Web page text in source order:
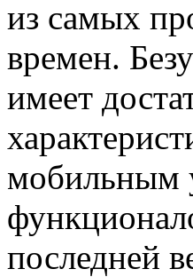
из самых
времен.
имеет
мобильным
последней